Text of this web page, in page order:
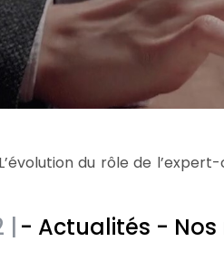
L’évolution du rôle de
| - Actualités - Nos